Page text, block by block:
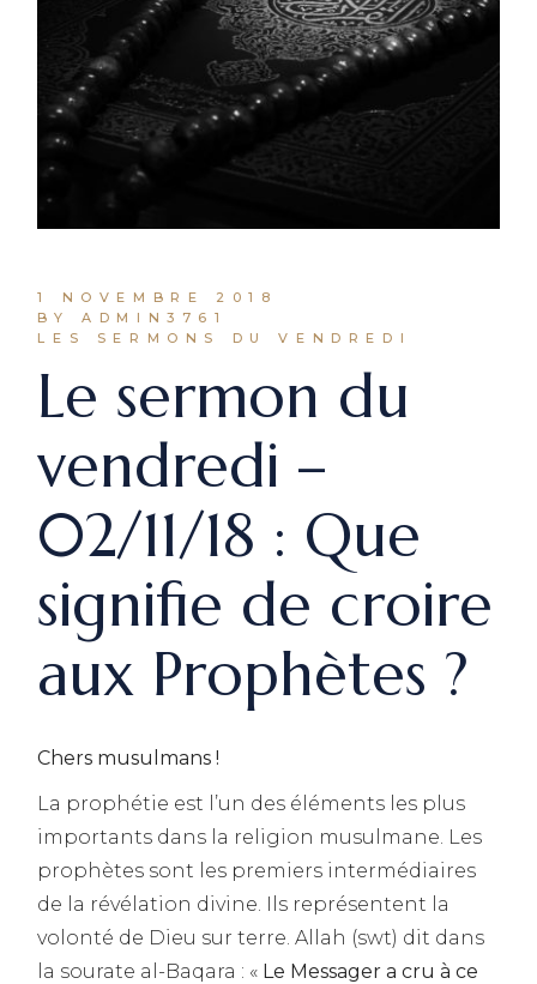
1 NOVEMBRE 2018
BY ADMIN3761
LES SERMONS DU VENDREDI
Le sermon du
vendredi –
02/11/18 : Que
signifie de croire
aux Prophètes ?
Chers musulmans !
La prophétie est l’un des éléments les plus
importants dans la religion musulmane. Les
prophètes sont les premiers intermédiaires
de la révélation divine. Ils représentent la
volonté de Dieu sur terre. Allah (swt) dit dans
la sourate al-Baqara : « Le Messager a cru à ce